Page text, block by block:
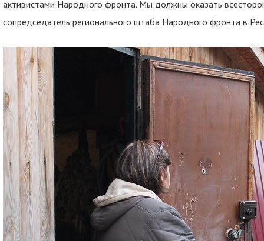
активистами Народного фронта. Мы должны оказать
сопредседатель регионального штаба Народного фронта в